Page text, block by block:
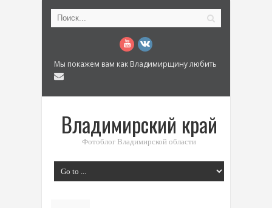
Мы покажем вам как Владимирщину любить
Владимирский край
Фотоблог Владимирской области